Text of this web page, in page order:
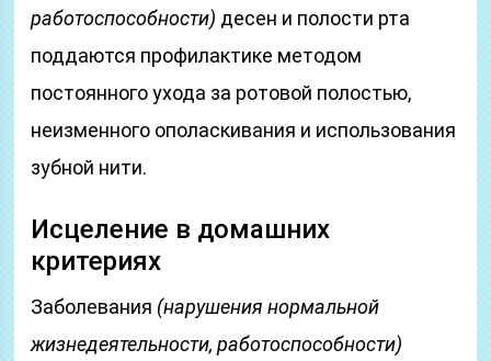
работоспособности) десен и полости рта
поддаются профилактике методом
постоянного ухода за ротовой полостью,
неизменного ополаскивания и использования
зубной нити.
Исцеление в домашних
критериях
Заболевания (нарушения нормальной
жизнедеятельности, работоспособности)